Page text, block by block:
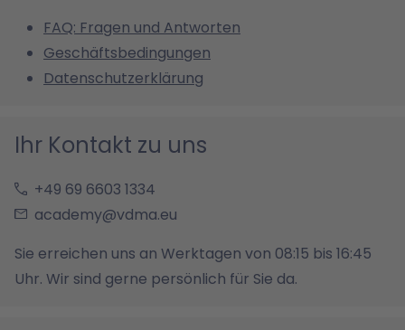
FAQ: Fragen und Antworten
Geschäftsbedingungen
Datenschutzerklärung
Ihr Kontakt zu uns
+49 69 6603 1334
academy@vdma.eu
Sie erreichen uns an Werktagen von 08:15 bis 16:45
Uhr. Wir sind gerne persönlich für Sie da.